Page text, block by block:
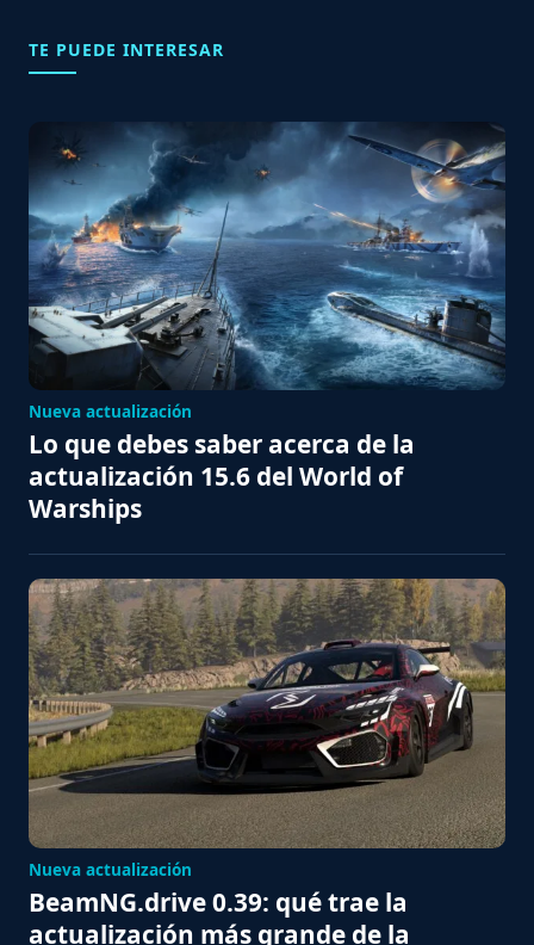
TE PUEDE INTERESAR
Nueva actualización
Lo que debes saber acerca de la
actualización 15.6 del World of
Warships
Nueva actualización
BeamNG.drive 0.39: qué trae la
actualización más grande de la